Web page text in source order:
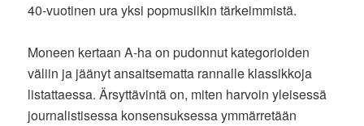
40-vuotinen ura yksi popmusiikin tärkeimmistä.
Moneen kertaan A-ha on pudonnut kategorioiden
väliin ja jäänyt ansaitsematta rannalle klassikkoja
listattaessa. Ärsyttävintä on, miten harvoin yleisessä
journalistisessa konsensuksessa ymmärretään